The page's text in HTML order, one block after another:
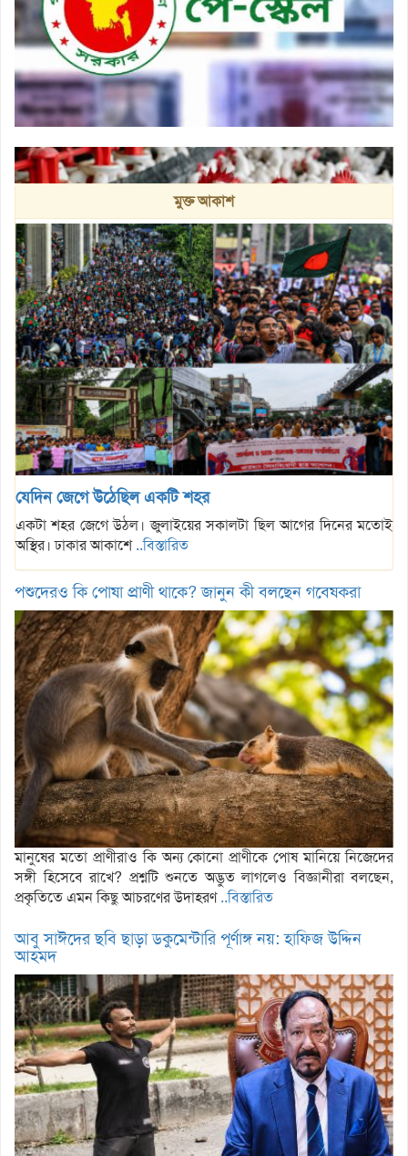
গবেষণায় মিলল পোলট্রি মাংসে অতিরিক্ত অ্যান্টিমাইক্রোবিয়ালের উপস্থিতি
এসি নয়, ঘরের এই বৈদ্যুতিক যন্ত্রগুলোও বাড়াতে পারে বিদ্যুৎ বিল
মুক্ত আকাশ
যেদিন জেগে উঠেছিল একটি শহর
একটা শহর জেগে উঠল। জুলাইয়ের সকালটা ছিল আগের দিনের মতোই
অস্থির। ঢাকার আকাশে..বিস্তারিত
পশুদেরও কি পোষা প্রাণী থাকে? জানুন কী বলছেন গবেষকরা
মানুষের মতো প্রাণীরাও কি অন্য কোনো প্রাণীকে পোষ মানিয়ে নিজেদের
সঙ্গী হিসেবে রাখে? প্রশ্নটি শুনতে অদ্ভুত লাগলেও বিজ্ঞানীরা বলছেন,
প্রকৃতিতে এমন কিছু আচরণের উদাহরণ..বিস্তারিত
আবু সাঈদের ছবি ছাড়া ডকুমেন্টারি পূর্ণাঙ্গ নয়: হাফিজ উদ্দিন
আহমদ